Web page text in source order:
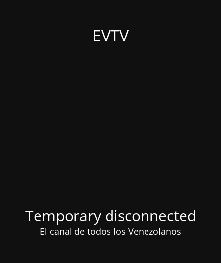
EVTV
Temporary disconnected
El canal de todos los Venezolanos